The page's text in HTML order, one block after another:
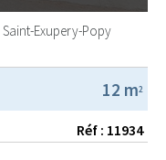
Saint-Exupery-Popy
12 m2
Réf : 11934